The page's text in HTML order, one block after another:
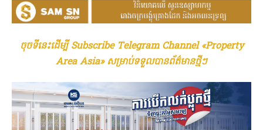
ចុចទីនេះដើម្បី Subscribe Telegram Channel «Property
Area Asia» សម្រាប់ទទួលបានព័ត៌មានថ្មីៗ